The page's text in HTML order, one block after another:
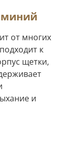
от многих
к
щетки,
и